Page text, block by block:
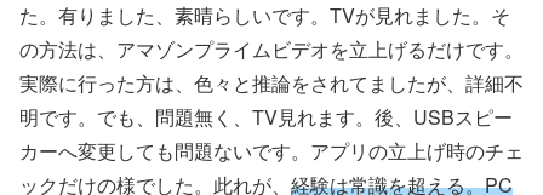
た。有りました、素晴らしいです。TVが見れました。そ
の方法は、アマゾンプライムビデオを立上げるだけです。
実際に行った方は、色々と推論をされてましたが、詳細不
明です。でも、問題無く、TV見れます。後、USBスピー
カーへ変更しても問題ないです。アプリの立上げ時のチェ
ックだけの様でした。此れが、 経験は常識を超える。PC